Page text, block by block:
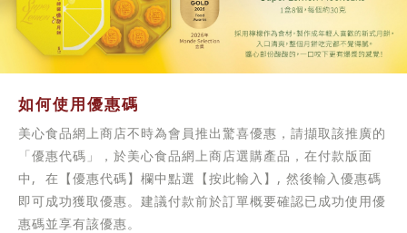
如何使用優惠碼
美心食品網上商店不時為會員推出驚喜優惠，請擷取該推廣的
「優惠代碼」，於美心食品網上商店選購產品，在付款版面
中, 在【優惠代碼】欄中點選【按此輸入】, 然後輸入優惠碼
即可成功獲取優惠。建議付款前於訂單概要確認已成功使用優
惠碼並享有該優惠。